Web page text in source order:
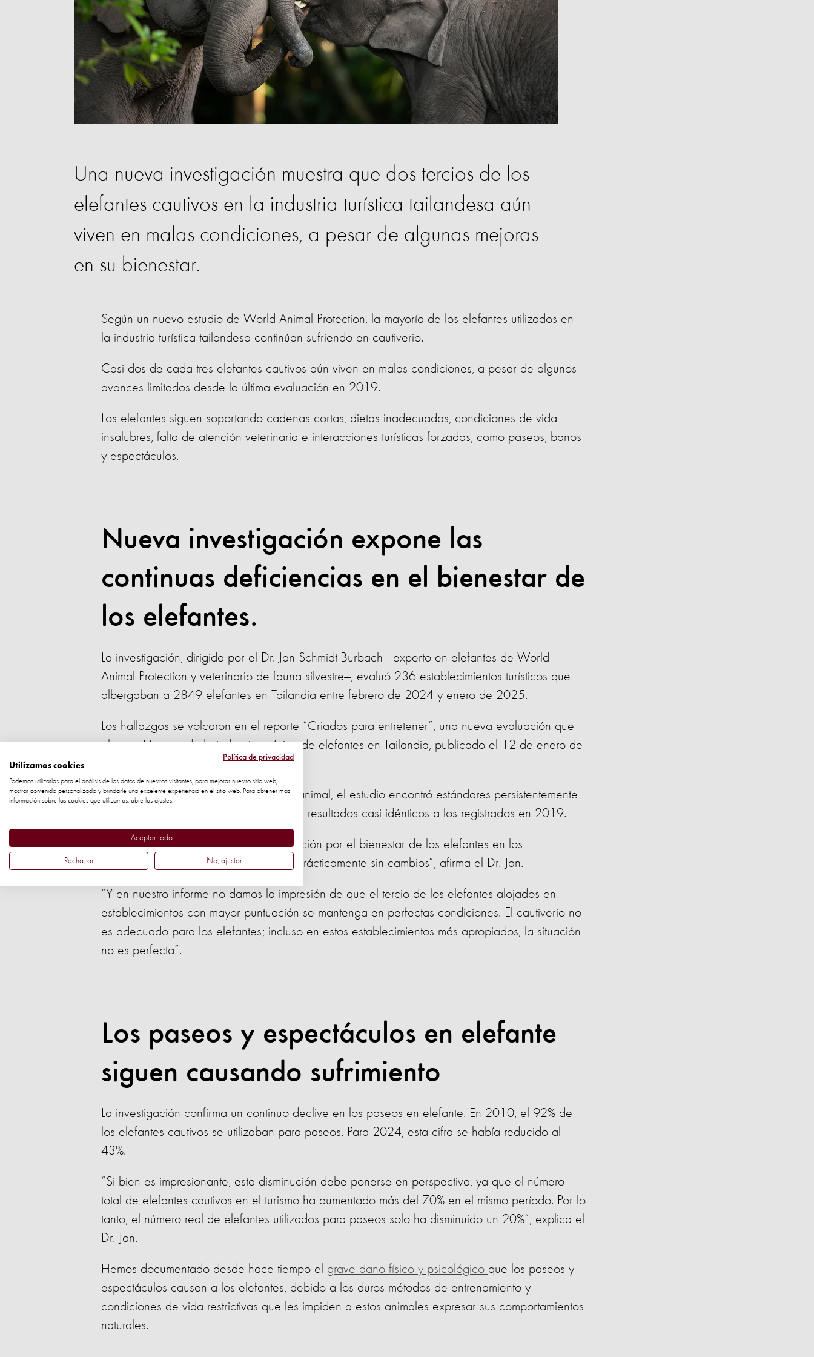
Una nueva investigación muestra que dos tercios de los
elefantes cautivos en la industria turística tailandesa aún
viven en malas condiciones, a pesar de algunas mejoras
en su bienestar.
Según un nuevo estudio de World Animal Protection, la mayoría de los elefantes utilizados en
la industria turística tailandesa continúan sufriendo en cautiverio.
Casi dos de cada tres elefantes cautivos aún viven en malas condiciones, a pesar de algunos
avances limitados desde la última evaluación en 2019.
Los elefantes siguen soportando cadenas cortas, dietas inadecuadas, condiciones de vida
insalubres, falta de atención veterinaria e interacciones turísticas forzadas, como paseos, baños
y espectáculos.
Nueva investigación expone las
continuas deficiencias en el bienestar de
los elefantes.
La investigación, dirigida por el Dr. Jan Schmidt-Burbach —experto en elefantes de World
Animal Protection y veterinario de fauna silvestre—, evaluó 236 establecimientos turísticos que
albergaban a 2849 elefantes en Tailandia entre febrero de 2024 y enero de 2025.
Los hallazgos se volcaron en el reporte “Criados para entretener”, una nueva evaluación que
abarca 15 años de la industria turística de elefantes en Tailandia, publicado el 12 de enero de
Utilizando nueve criterios de bienestar animal, el estudio encontró estándares persistentemente
bajos en todos los establecimientos, con resultados casi idénticos a los registrados en 2019.
“Esto demuestra que la grave preocupación por el bienestar de los elefantes en los
establecimientos turísticos se mantiene prácticamente sin cambios”, afirma el Dr. Jan.
“Y en nuestro informe no damos la impresión de que el tercio de los elefantes alojados en
establecimientos con mayor puntuación se mantenga en perfectas condiciones. El cautiverio no
es adecuado para los elefantes; incluso en estos establecimientos más apropiados, la situación
no es perfecta”.
Los paseos y espectáculos en elefante
siguen causando sufrimiento
La investigación confirma un continuo declive en los paseos en elefante. En 2010, el 92% de
los elefantes cautivos se utilizaban para paseos. Para 2024, esta cifra se había reducido al
43%.
“Si bien es impresionante, esta disminución debe ponerse en perspectiva, ya que el número
total de elefantes cautivos en el turismo ha aumentado más del 70% en el mismo período. Por lo
tanto, el número real de elefantes utilizados para paseos solo ha disminuido un 20%”, explica el
Dr. Jan.
Hemos documentado desde hace tiempo el grave daño físico y psicológico que los paseos y
espectáculos causan a los elefantes, debido a los duros métodos de entrenamiento y
condiciones de vida restrictivas que les impiden a estos animales expresar sus comportamientos
naturales.
Política de privacidad
Utilizamos cookies
Podemos utilizarlas para el análisis de los datos de nuestros visitantes, para mejorar nuestro sitio web,
mostrar contenido personalizado y brindarle una excelente experiencia en el sitio web. Para obtener más
información sobre las cookies que utilizamos, abre los ajustes.
Aceptar todo
Rechazar No, ajustar